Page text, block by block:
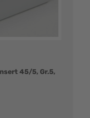
45/5, Gr.5,